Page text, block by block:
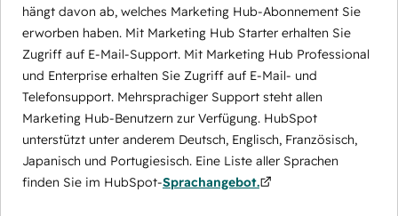
hängt davon ab, welches Marketing Hub-Abonnement Sie
erworben haben. Mit Marketing Hub Starter erhalten Sie
Zugriff auf E-Mail-Support. Mit Marketing Hub Professional
und Enterprise erhalten Sie Zugriff auf E-Mail- und
Telefonsupport. Mehrsprachiger Support steht allen
Marketing Hub-Benutzern zur Verfügung. HubSpot
unterstützt unter anderem Deutsch, Englisch, Französisch,
Japanisch und Portugiesisch. Eine Liste aller Sprachen
finden Sie im HubSpot-Sprachangebot.